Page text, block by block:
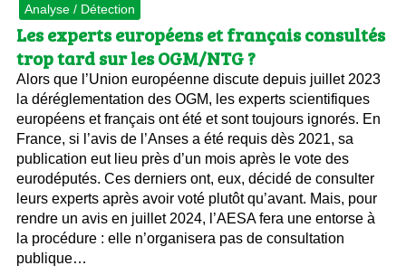
Analyse / Détection
Les experts européens et français consultés
trop tard sur les OGM/NTG ?
Alors que l’Union européenne discute depuis juillet 2023
la déréglementation des OGM, les experts scientifiques
européens et français ont été et sont toujours ignorés. En
France, si l’avis de l’Anses a été requis dès 2021, sa
publication eut lieu près d’un mois après le vote des
eurodéputés. Ces derniers ont, eux, décidé de consulter
leurs experts après avoir voté plutôt qu’avant. Mais, pour
rendre un avis en juillet 2024, l’AESA fera une entorse à
la procédure : elle n’organisera pas de consultation
publique…